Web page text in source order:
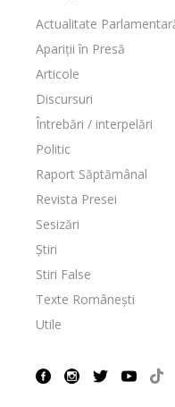
Actualitate
Apariții în Presă
Articole
Discursuri
Întrebări / interpelări
Politic
Raport Săptămânal
Revista Presei
Sesizări
Știri
Stiri False
Texte Românești
Utile